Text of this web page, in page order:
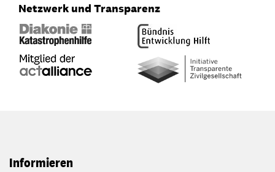
Netzwerk und Transparenz
Informieren